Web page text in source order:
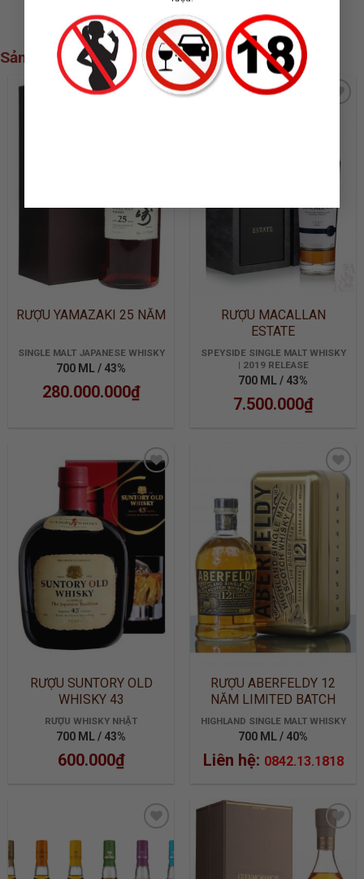
Sản phẩm xem nhiều nhất
RƯỢU YAMAZAKI 25 NĂM
SINGLE MALT JAPANESE WHISKY
700 ML / 43%
280.000.000₫
RƯỢU MACALLAN
ESTATE
SPEYSIDE SINGLE MALT WHISKY
| 2019 RELEASE
700 ML / 43%
7.500.000₫
ADD TO
WISHLIST
RƯỢU SUNTORY OLD
WHISKY 43
RƯỢU WHISKY NHẬT
700 ML / 43%
600.000₫
ADD TO
WISHLIST
RƯỢU ABERFELDY 12
NĂM LIMITED BATCH
2905
HIGHLAND SINGLE MALT WHISKY
700 ML / 40%
Liên hệ: 0842.13.1818
ADD TO
ADD TO